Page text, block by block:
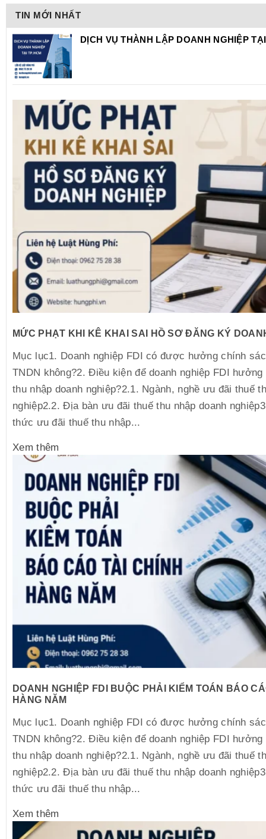
TIN MỚI NHẤT
DỊCH VỤ THÀNH LẬP DOANH NGHIỆP
MỨC PHẠT KHI KÊ KHAI SAI HỒ SƠ ĐĂNG KÝ
Mục lục1. Doanh nghiệp FDI có được hưởng chính
TNDN không?2. Điều kiện để doanh nghiệp FDI
thu nhập doanh nghiệp?2.1. Ngành, nghề ưu đãi thuế
nghiệp2.2. Địa bàn ưu đãi thuế thu nhập doanh
thức ưu đãi thuế thu nhập...
Xem thêm
DOANH NGHIỆP FDI BUỘC PHẢI KIỂM TOÁN BÁO
HÀNG NĂM
Mục lục1. Doanh nghiệp FDI có được hưởng chính
TNDN không?2. Điều kiện để doanh nghiệp FDI
thu nhập doanh nghiệp?2.1. Ngành, nghề ưu đãi thuế
nghiệp2.2. Địa bàn ưu đãi thuế thu nhập doanh
thức ưu đãi thuế thu nhập...
Xem thêm